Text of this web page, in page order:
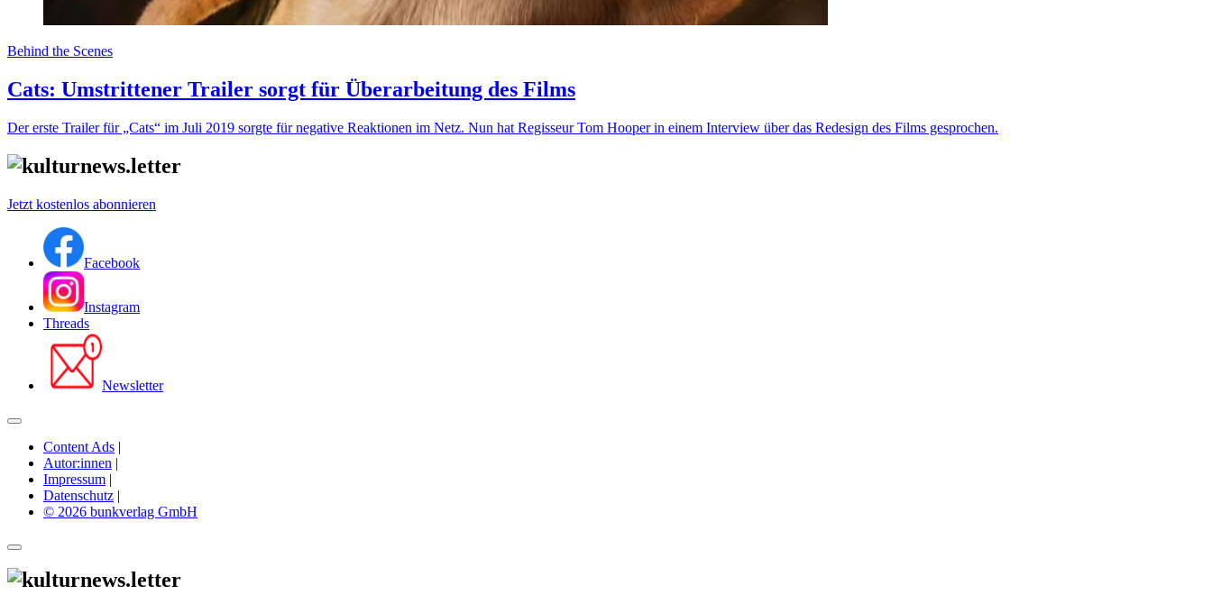
Behind the Scenes
Cats: Umstrittener Trailer sorgt für Überarbeitung des Films
Der erste Trailer für „Cats“ im Juli 2019 sorgte für negative Reaktionen im Netz. Nun hat Regisseur Tom Hooper in einem Interview über das Redesign des Films gesprochen.
Jetzt kostenlos abonnieren
Facebook
Instagram
Threads
Newsletter
Content Ads |
Autor:innen |
Impressum |
Datenschutz |
© 2026 bunkverlag GmbH